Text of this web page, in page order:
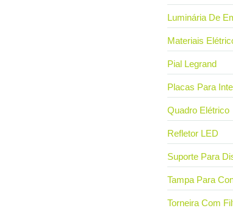
Luminária De
Materiais
Pial Legrand
Placas Para
Quadro Elétrico
Refletor LED
Suporte Para
Tampa Para
Torneira Com